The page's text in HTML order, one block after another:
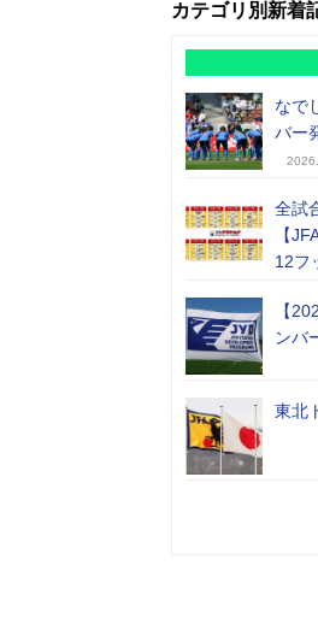
カテゴリ別新着
なで
バー
全試
【
12フ
【
ンバ
東北